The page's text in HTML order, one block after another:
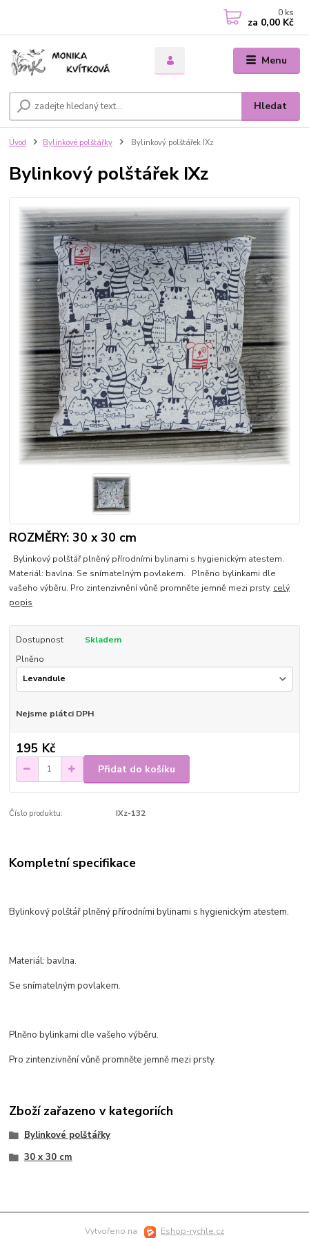
Menu
Hledat
0 ks
za 0,00 Kč
Úvod Bylinkové polštářky Bylinkový polštářek IXz
Bylinkový polštářek IXz
ROZMĚRY: 30 x 30 cm
Bylinkový polštář plněný přírodními bylinami s hygienickým atestem.
Materiál: bavlna. Se snímatelným povlakem. Plněno bylinkami dle
vašeho výběru. Pro zintenzivnění vůně promněte jemně mezi prsty. celý
popis
Dostupnost
Skladem
Plněno
Nejsme plátci DPH
195 Kč
Přidat do košíku
Číslo produktu: IXz-132
Kompletní specifikace
Bylinkový polštář plněný přírodními bylinami s hygienickým atestem.
Materiál: bavlna.
Se snímatelným povlakem.
Plněno bylinkami dle vašeho výběru.
Pro zintenzivnění vůně promněte jemně mezi prsty.
Zboží zařazeno v kategoriích
Bylinkové polštářky
30 x 30 cm
Vytvořeno na Eshop-rychle.cz